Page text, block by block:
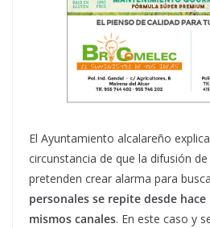
El Ayuntamiento alcalareño
circunstancia de que la difusión
pretenden crear alarma para
personales se repite desde
mismos canales. En este caso y